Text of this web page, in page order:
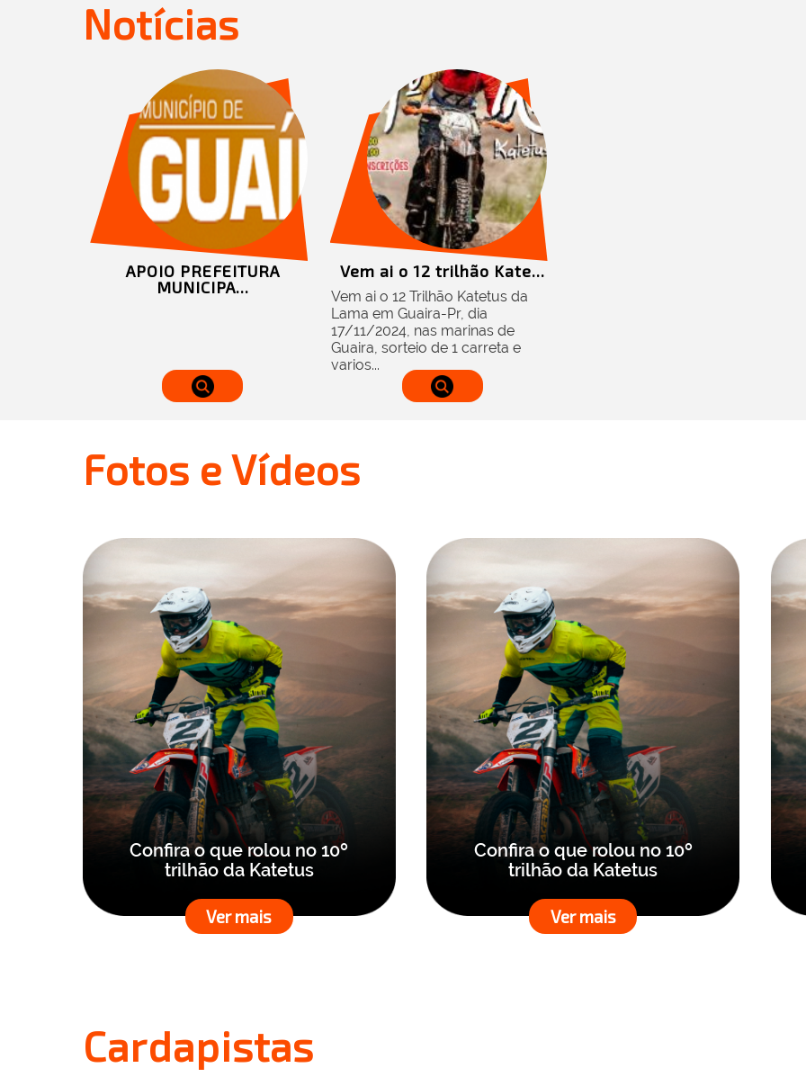
Notícias
APOIO PREFEITURA
MUNICIPA...
Vem ai o 12 trilhão Kate...
Vem ai o 12 Trilhão Katetus da
Lama em Guaira-Pr, dia
17/11/2024, nas marinas de
Guaira, sorteio de 1 carreta e
varios...
Fotos e Vídeos
Confira o que rolou no 10º
trilhão da Katetus
Ver mais
Confira o que rolou no 10º
trilhão da Katetus
Ver mais
Cardapistas